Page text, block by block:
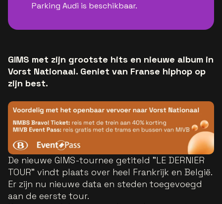
Parking Audi is beschikbaar.
GIMS met zijn grootste hits en nieuwe album in
Vorst Nationaal. Geniet van Franse hiphop op
zijn best.
De nieuwe GIMS-tournee getiteld "LE DERNIER
TOUR" vindt plaats over heel Frankrijk en België.
Er zijn nu nieuwe data en steden toegevoegd
aan de eerste tour.